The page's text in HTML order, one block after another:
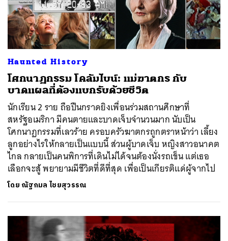
Haunted History
โศกนาฏกรรม โคลัมไบน์: แม่ฆาตกร กับ
บาดแผลที่ต้องแบกรับด้วยชีวิต
นักเรียน 2 ราย ถือปืนกราดยิงเพื่อนร่วมสถานศึกษาที่
สหรัฐอเมริกา มีคนตายและบาดเจ็บจำนวนมาก นับเป็น
โศกนาฏกรรมที่เลวร้าย ครอบครัวฆาตกรถูกตราหน้าว่า เลี้ยง
ลูกอย่างไรให้กลายเป็นแบบนี้ ส่วนผู้บาดเจ็บ หญิงสาวอนาคต
ไกล กลายเป็นคนพิการที่เดินไม่ได้จนต้องนั่งรถเข็น แต่เธอ
เลือกจะสู้ พยายามมีชีวิตที่ดีที่สุด เพื่อเป็นเกียรติแด่ผู้จากไป
โดย ณัฐกมล ไชยสุวรรณ